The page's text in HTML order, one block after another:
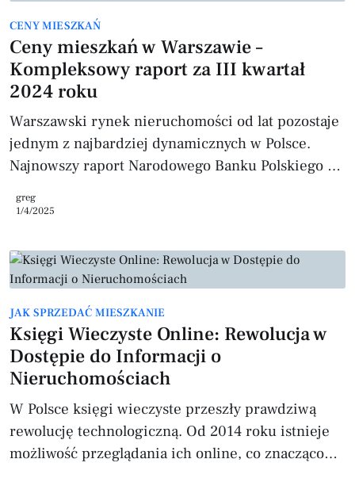
dużych miast Polski. Warszawa kontra inne miasta
– porównanie cen mieszkań Średnia cena
CENY MIESZKAŃ
Ceny mieszkań w Warszawie –
Kompleksowy raport za III kwartał
2024 roku
Warszawski rynek nieruchomości od lat pozostaje
jednym z najbardziej dynamicznych w Polsce.
Najnowszy raport Narodowego Banku Polskiego za
informacji o cenach mieszkań, strukturze ofert
ceny mieszkań stabilizują się, choć nadal
utrzymują się na wysokim poziomie, szczególnie
transakcyjne – stabilizacja cen na rynku W III
kwartale 2024 roku średnia cena ofertowa
greg
1/4/2025
JAK SPRZEDAĆ MIESZKANIE
Księgi Wieczyste Online: Rewolucja w
Dostępie do Informacji o
Nieruchomościach
W Polsce księgi wieczyste przeszły prawdziwą
rewolucję technologiczną. Od 2014 roku istnieje
możliwość przeglądania ich online, co znacząco